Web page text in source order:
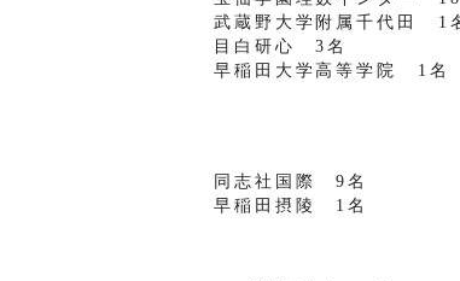
武蔵野大学附属千代田 1
目白研心 3名
早稲田大学高等学院 1名
同志社国際 9名
早稲田摂陵 1名